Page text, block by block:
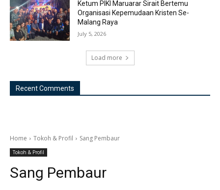
Ketum PIKI Maruarar Sirait Bertemu
Organisasi Kepemudaan Kristen Se-
Malang Raya
July 5, 2026
Load more
Recent Comments